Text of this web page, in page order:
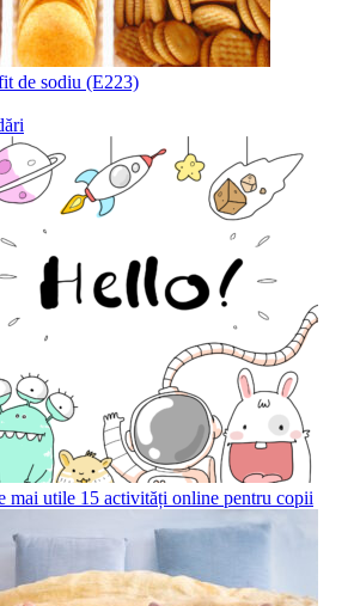
de sodiu (E223)
mai utile 15 activități online pentru copii